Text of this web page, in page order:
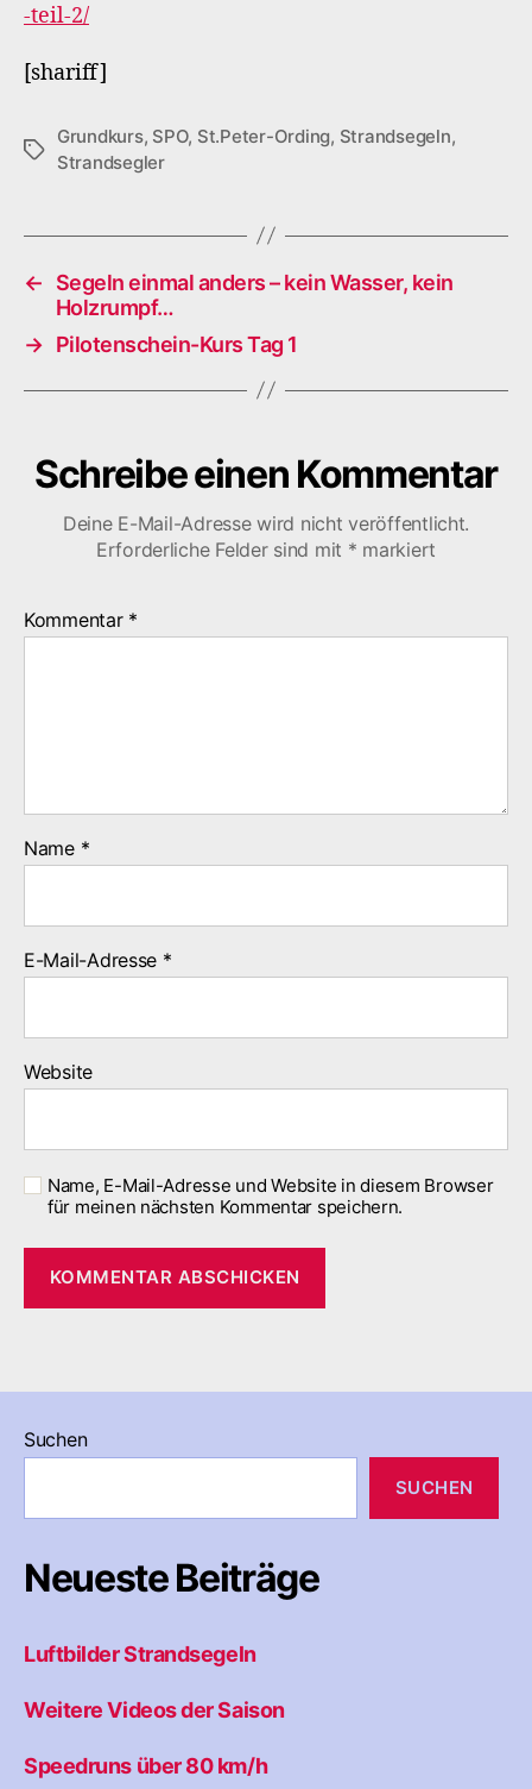
-teil-2/
[shariff]
Schlagwörter
Grundkurs, SPO, St.Peter-Ording, Strandsegeln,
Strandsegler
←
Segeln einmal anders – kein Wasser, kein
Holzrumpf…
→ Pilotenschein-Kurs Tag 1
Schreibe einen Kommentar
Deine E-Mail-Adresse wird nicht veröffentlicht.
Erforderliche Felder sind mit * markiert
Kommentar *
Name *
E-Mail-Adresse *
Website
Name, E-Mail-Adresse und Website in diesem Browser
für meinen nächsten Kommentar speichern.
Suchen
SUCHEN
Neueste Beiträge
Luftbilder Strandsegeln
Weitere Videos der Saison
Speedruns über 80 km/h